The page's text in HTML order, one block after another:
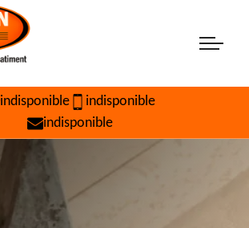
indisponible
indisponible
indisponible